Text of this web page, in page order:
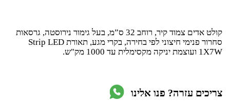
קולט אדים צמוד קיר, רוחב 32 ס”מ, בעל גימור נירוסטה, גרסאות
סחרור פנימי חיצוני לפי בחירה, בקרי מגע, תאורת Strip LED
1X7W ועוצמת יניקה מקסימלית עד 1000 מק"ש.
צריכים עזרה? פנו אלינו